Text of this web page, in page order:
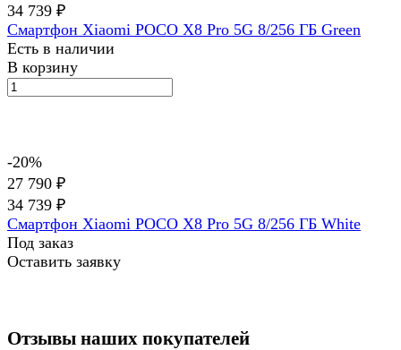
34 739 ₽
Смартфон Xiaomi POCO X8 Pro 5G 8/256 ГБ Green
Есть в наличии
В корзину
-20%
27 790 ₽
34 739 ₽
Смартфон Xiaomi POCO X8 Pro 5G 8/256 ГБ White
Под заказ
Оставить заявку
Отзывы наших покупателей